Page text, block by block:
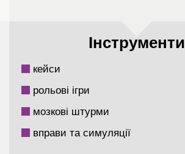
Інструменти
кейси
рольові ігри
мозкові штурми
вправи та симуляції